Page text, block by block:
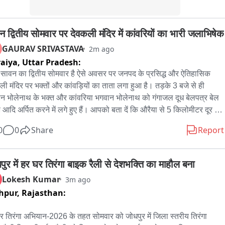
द्वितीय सोमवार पर देवकली मंदिर में कांवरियों का भारी जलाभिषेक
GAURAV SRIVASTAVA 2m ago
Uttar Pradesh:
का द्वितीय सोमवार है ऐसे अवसर पर जनपद के प्रसिद्ध और ऐतिहासिक
मंदिर पर भक्तों और कांवड़ियों का ताता लगा हुआ है। तड़के 3 बजे से ही
भोलेनाथ के भक्त और कांवरिया भगवान भोलेनाथ को गंगाजल दूध बेलपत्र बेल
आदि अर्पित करने में लगे हुए हैं। आपको बता दें कि औरैया से 5 किलोमीटर दूर
बड़ी संख्या में कावड़िया और भक्त भगवान भोलेनाथ को प्रसन्न करने के लिए
देहात इटावा कन्नौज आज की भक्ति भोलेनाथ के जयकारे लगाते हुए यहां पर
करते हैं। सावन की आज ड्यूटी सोमवार पर हजारों की संख्या में कांवरिया डाक
बिठूर से देवकली धाम पहुंचे और उन्होंने बड़े ही श्रद्धा भाव के साथ अपने साथ
को भगवान भोलेनाथ को अर्पित किया। देवकली मंदिर पर सावन के
पर हजारों की संख्या में भक्त पहुंचते है। देवकली मंदिर की मानता है कि भगवान
को जो श्रद्धा भाव से जल अर्पित करता है उसकी सारी मनोकामनाएं पूर्ण होती हैं
0 Share Report
में हर घर तिरंगा बाइक रैली से देशभक्ति का माहौल बना
Lokesh Kumar 3m ago
Rajasthan:
तिरंगा अभियान-2026 के तहत सोमवार को जोधपुर में जिला स्तरीय तिरंगा